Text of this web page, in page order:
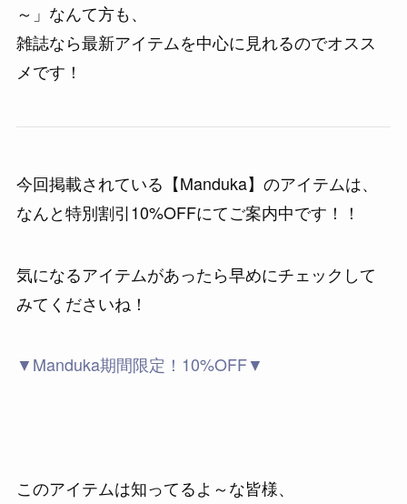
～」なんて方も、
雑誌なら最新アイテムを中心に見れるのでオスス
メです！
今回掲載されている【Manduka】のアイテムは、
なんと特別割引10%OFFにてご案内中です！！
気になるアイテムがあったら早めにチェックして
みてくださいね！
▼Manduka期間限定！10%OFF▼
このアイテムは知ってるよ～な皆様、